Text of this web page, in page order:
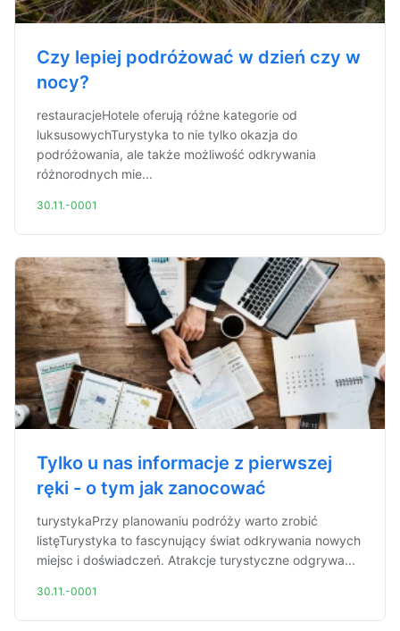
Czy lepiej podróżować w dzień czy w
nocy?
restauracjeHotele oferują różne kategorie od
luksusowychTurystyka to nie tylko okazja do
podróżowania, ale także możliwość odkrywania
różnorodnych mie...
30.11.-0001
Tylko u nas informacje z pierwszej
ręki - o tym jak zanocować
turystykaPrzy planowaniu podróży warto zrobić
listęTurystyka to fascynujący świat odkrywania nowych
miejsc i doświadczeń. Atrakcje turystyczne odgrywa...
30.11.-0001